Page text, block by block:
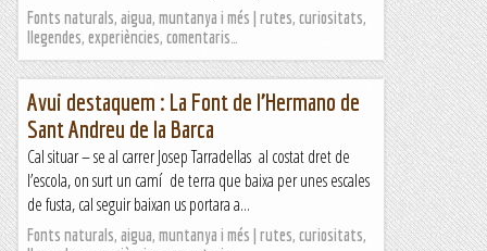
Fonts naturals, aigua, muntanya i més | rutes, curiositats,
llegendes, experiències, comentaris…
Avui destaquem : La Font de l’Hermano de
Sant Andreu de la Barca
Cal situar – se al carrer Josep Tarradellas al costat dret de
l’escola, on surt un camí de terra que baixa per unes escales
de fusta, cal seguir baixan us portara a...
Fonts naturals, aigua, muntanya i més | rutes, curiositats,